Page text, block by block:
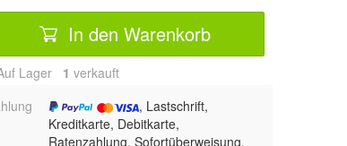
In den Warenkorb
Lager 1 verkauft
, Lastschrift,
Kreditkarte, Debitkarte,
Ratenzahlung, Sofortüberweisung,